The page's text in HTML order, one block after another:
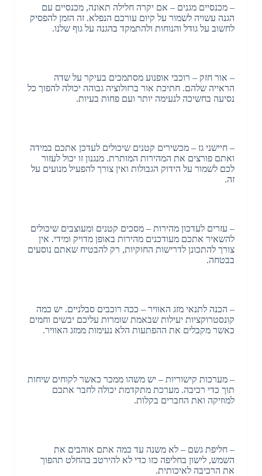
– מכנסיים מגנים – אם יקרה חלילה תאונה, מכנסיים עם
הגנה עשויה לשמור על קיום עורכם הנפלא. זה הזמן להפסיק
לחשוב על גודל והנוחות ולהתמקד בהגנה על גוף שלנו.
– אור חזק – רוכבי אופנוע מסתמכים בעיקר על שדה
הראייה שלהם. חתיכת אור ברזולוציה גבוהה יכולה להפוך כל
נסיעה בחשיכה לנעימה יותר ועם פחות בעיות.
– חיישני גז – מכשירים קטנים שיכולים לעדכן אתכם במידה
ואתם פורצים את המהירות המותרת. מנגנון זו יכול לעזור
לכם לשמור על הידוק הגבולות ואין צורך להפעיל מנועים על
זה.
– עזרים לעדכון מהירות – מסכים קטנים ומעוצבים שיכולים
להשאיר אתכם מעודכנים מהירות באופן מדויק ומידי. אין
צורך להתכונן לדרישות החוקיות, רק להבטיח שאתם נוסעים
בבטחה.
– הכנה לתנאי מזג האוויר – ככה רוכבים סבלניים. יש כמה
קונסטרוקציות יעילות שבאמת שומרות עליכם יבשים וחמים
כאשר מקבלים את ההפתעות הלא נעימות ממזג האוויר.
– מערכות קישוריות – יש משהו ממכר כאשר לקוחים שיחות
תוך כדי רכיבה. מערכת מתקדמת יכולה לחבר אתכם
למוזיקה ואת החברים בקלות.
– חליפת גשם – לא משנה עד כמה אתם אוהבים את
השמש, לישון בחליפה כזו כדי לא להירטב בהחלט תהפוך
את הרכיבה לאיכותית.